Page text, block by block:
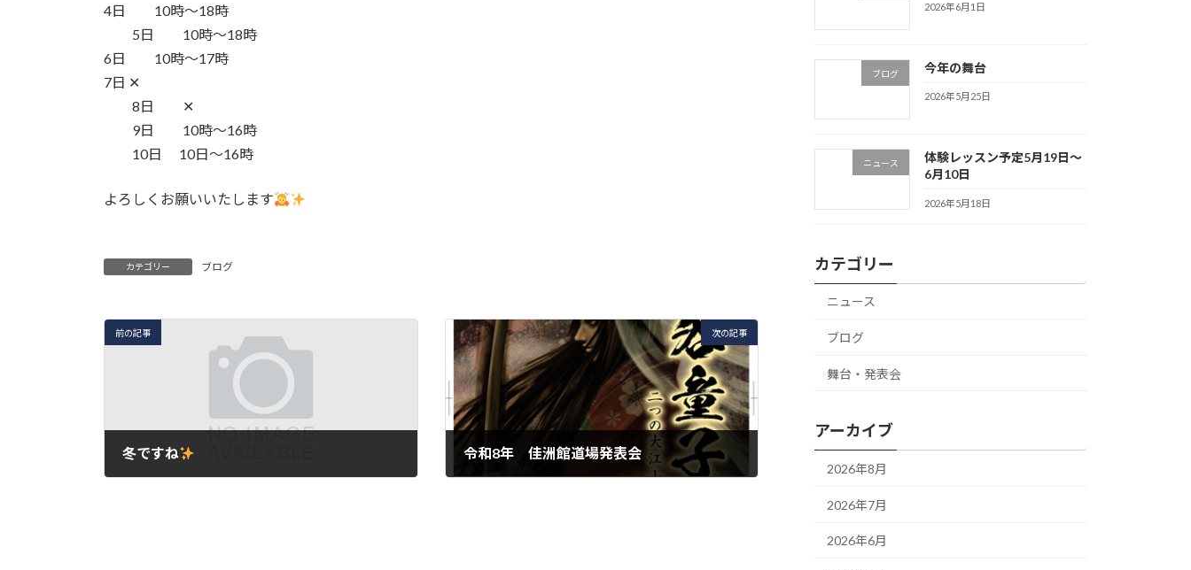
4日 10時〜18時
5日 10時〜18時
6日 10時〜17時
7日 ✕
8日 ✕
9日 10時〜16時
10日 10日〜16時
よろしくお願いいたします
カテゴリー ブログ
前の記事
冬ですね
次の記事
令和8年 佳洲館道場発表会
2026年6月1日
ブログ 今年の舞台
2026年5月25日
ニュース
体験レッスン予定5月19日〜
6月10日
2026年5月18日
カテゴリー
ニュース
ブログ
舞台・発表会
アーカイブ
2026年8月
2026年7月
2026年6月